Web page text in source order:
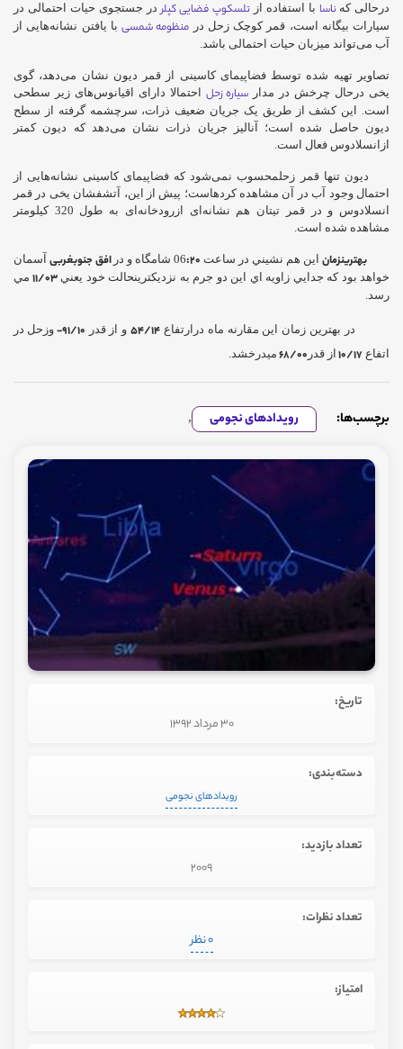
درحالی که ناسا با استفاده ازتلسکوپ فضایی کپلر در جستجوی حیات احتمالی در
سیارات بیگانه است، قمر کوچک زحل در منظومه شمسی با یافتن نشانه‌هایی از
آب می‌تواند میزبان حیات احتمالی باشد.
تصاویر تهیه شده توسط فضاپیمای کاسینی از قمر دیون نشان می‌دهد، گوی
یخی درحال چرخش در مدار سیاره زحل احتمالا دارای اقیانوس‌های زیر سطحی
است. این کشف از طریق یک جریان ضعیف ذرات، سرچشمه گرفته از سطح
دیون حاصل شده است؛ آنالیز جریان ذرات نشان می‌دهد که دیون کمتر
ازانسلادوس فعال است.
دیون تنها قمر زحلمحسوب نمی‌شود که فضاپیمای کاسینی نشانه‌هایی از
احتمال وجود آب در آن مشاهده کردهاست؛ پیش از این، آتشفشان یخی در قمر
انسلادوس و در قمر تیتان هم نشانه‌ای ازرودخانه‌ای به طول 320 کیلومتر
مشاهده شده است.
بهترينزماناين هم نشيني در ساعت 06 :20 شامگاه و در افقجنوبغربی آسمان
خواهد بود كه جدايي زاويه اي اين دو جرم به نزديكترينحالت خود يعني11/03 مي
رسد.
در بهترين زمان اين مقارنه ماه درارتفاع 54/14و از قدر 91/10- وزحل در
اتفاع 10/17 از قدر 68/00 ميدرخشد.
برچسب‌ها: رویدادهای نجومی ,
تاریخ:
30 مرداد 1392
دسته‌بندی:
رویدادهای نجومی
تعداد بازدید:
2009
تعداد نظرات:
0 نظر
امتیاز: